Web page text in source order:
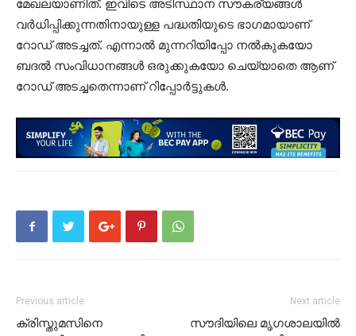
മേഖലയാണിത്. ഇവിടെ അടിസ്ഥാന സൗകര്യങ്ങൾ
വർധിപ്പിക്കുന്നതിനായുള്ള പദ്ധതിയുടെ ഭാഗമായാണ്
റോഡ് അടച്ചത്. എന്നാൽ മുന്നറിയിപ്പോ നൽകുകയോ
ബദൽ സംവിധാനങ്ങൾ ഒരുക്കുകയോ ചെയ്യാതെ ആണ്
റോഡ് അടച്ചതെന്നാണ് റിപ്പോർട്ടുകൾ.
Previous article
ക്രിസ്തുമസിനെ
Next article
സൗദിയിലെ മൃഗശാലയിൽ